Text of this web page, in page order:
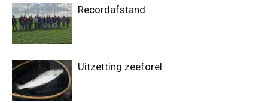
Recordafstand
Uitzetting zeeforel